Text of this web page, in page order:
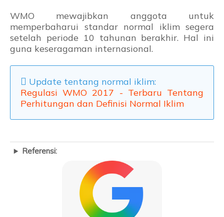
WMO mewajibkan anggota untuk
memperbaharui standar normal iklim segera
setelah periode 10 tahunan berakhir. Hal ini
guna keseragaman internasional.
Update tentang normal iklim:
Regulasi WMO 2017 - Terbaru Tentang
Perhitungan dan Definisi Normal Iklim
Referensi: